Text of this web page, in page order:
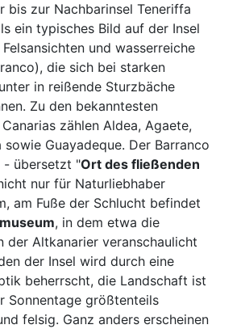
bis zur Nachbarinsel Teneriffa
ein typisches Bild auf der Insel
und wasserreiche
die sich bei starken
in reißende Sturzbäche
Zu den bekanntesten
zählen Aldea, Agaete,
sowie Guayadeque. Der Barranco
- übersetzt "Ort des fließenden
nur für Naturliebhaber
am Fuße der Schlucht befindet
, in dem etwa die
der Altkanarier veranschaulicht
der Insel wird durch eine
beherrscht, die Landschaft ist
Sonnentage größtenteils
felsig. Ganz anders erscheinen